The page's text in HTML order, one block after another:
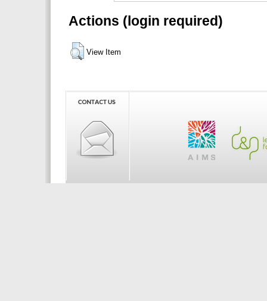
Actions (login required)
View Item